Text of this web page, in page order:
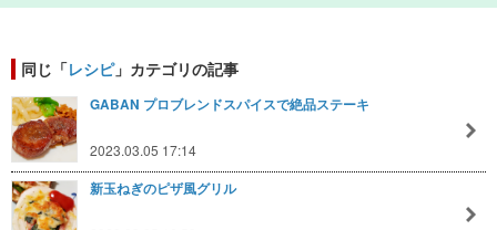
同じ「レシピ」カテゴリの記事
GABAN プロブレンドスパイスで絶品ステーキ
2023.03.05 17:14
新玉ねぎのピザ風グリル